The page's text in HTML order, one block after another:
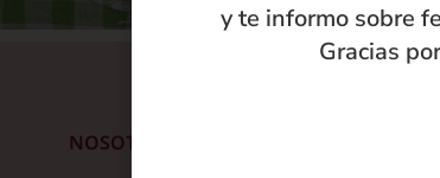
NOSOTRAS
y te informo sobre
Gracias